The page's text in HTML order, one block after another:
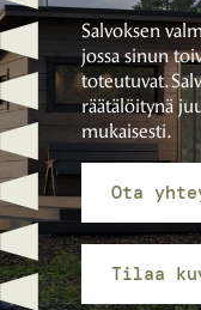
Salvoksen
jossa sinun
toteutuvat.
räätälöitynä
mukaisesti.
Ota
Tilaa